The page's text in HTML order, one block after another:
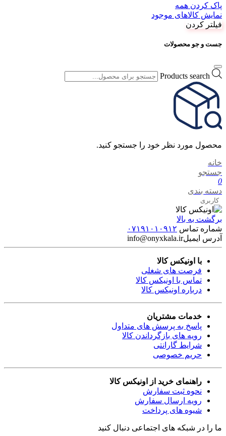
پاک کردن همه
نمایش کالاهای موجود
فیلتر کردن
جست و جو محصولات
Products search
محصول مورد نظر خود را جستجو کنید.
خانه
جستجو
0
دسته بندی
کاربری
برگشت به بالا
شماره تماس ۰۷۱۹۱۰۱۰۹۱۲
آدرس ایمیلinfo@onyxkala.ir
با اونیکس کالا
فرصت های شغلی
تماس با اونیکس کالا
درباره اونیکس کالا
خدمات مشتریان
پاسخ به پرسش های متداول
رویه های بازگرداندن کالا
شرایط گارانتی
حریم خصوصی
راهنمای خرید از اونیکس کالا
نحوه ثبت سفارش
رویه ارسال سفارش
شیوه های پرداخت
ما را در شبکه های اجتماعی دنبال کنید